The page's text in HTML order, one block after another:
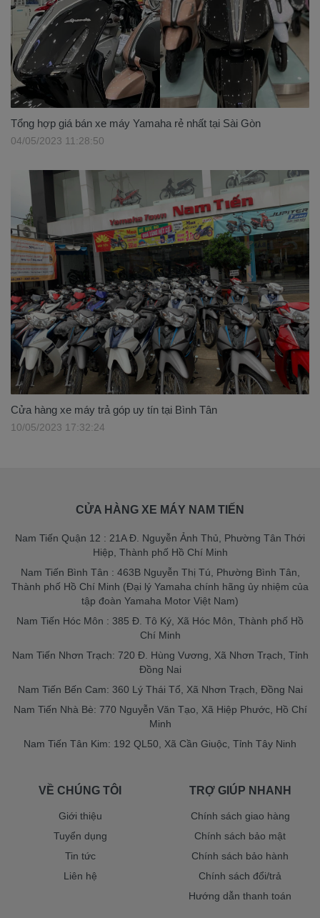
Tổng hợp giá bán xe máy Yamaha rẻ nhất tại Sài Gòn
04/05/2023 11:28:50
Cửa hàng xe máy trả góp uy tín tại Bình Tân
10/05/2023 17:32:24
CỬA HÀNG XE MÁY NAM TIẾN
Nam Tiến Quận 12 : 21A Đ. Nguyễn Ảnh Thủ, Phường Tân Thới
Hiệp, Thành phố Hồ Chí Minh
Nam Tiến Bình Tân : 463B Nguyễn Thị Tú, Phường Bình Tân,
Thành phố Hồ Chí Minh (Đại lý Yamaha chính hãng ủy nhiệm của
tập đoàn Yamaha Motor Việt Nam)
Nam Tiến Hóc Môn : 385 Đ. Tô Ký, Xã Hóc Môn, Thành phố Hồ
Chí Minh
Nam Tiến Nhơn Trạch: 720 Đ. Hùng Vương, Xã Nhơn Trạch, Tỉnh
Đồng Nai
Nam Tiến Bến Cam: 360 Lý Thái Tổ, Xã Nhơn Trạch, Đồng Nai
Nam Tiến Nhà Bè: 770 Nguyễn Văn Tạo, Xã Hiệp Phước, Hồ Chí
Minh
Nam Tiến Tân Kim: 192 QL50, Xã Cần Giuộc, Tỉnh Tây Ninh
VỀ CHÚNG TÔI
Giới thiệu
Tuyển dụng
Tin tức
Liên hệ
TRỢ GIÚP NHANH
Chính sách giao hàng
Chính sách bảo mật
Chính sách bảo hành
Chính sách đổi/trả
Hướng dẫn thanh toán